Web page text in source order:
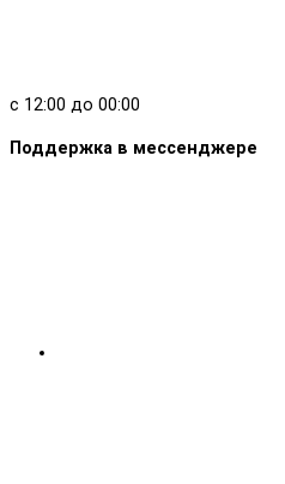
с 12:00 до 00:00
Поддержка в мессенджере